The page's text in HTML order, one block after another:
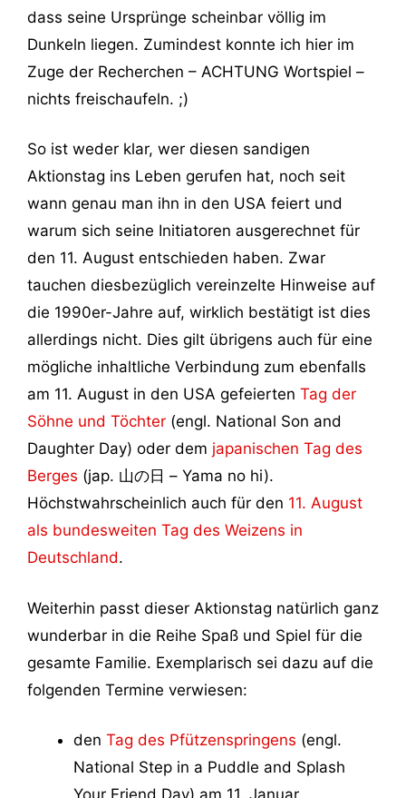
dass seine Ursprünge scheinbar völlig im
Dunkeln liegen. Zumindest konnte ich hier im
Zuge der Recherchen – ACHTUNG Wortspiel –
nichts freischaufeln. ;)
So ist weder klar, wer diesen sandigen
Aktionstag ins Leben gerufen hat, noch seit
wann genau man ihn in den USA feiert und
warum sich seine Initiatoren ausgerechnet für
den 11. August entschieden haben. Zwar
tauchen diesbezüglich vereinzelte Hinweise auf
die 1990er-Jahre auf, wirklich bestätigt ist dies
allerdings nicht. Dies gilt übrigens auch für eine
mögliche inhaltliche Verbindung zum ebenfalls
am 11. August in den USA gefeierten Tag der
Söhne und Töchter (engl. National Son and
Daughter Day) oder dem japanischen Tag des
Berges (jap. 山の日 – Yama no hi).
Höchstwahrscheinlich auch für den 11. August
als bundesweiten Tag des Weizens in
Deutschland.
Weiterhin passt dieser Aktionstag natürlich ganz
wunderbar in die Reihe Spaß und Spiel für die
gesamte Familie. Exemplarisch sei dazu auf die
folgenden Termine verwiesen:
den Tag des Pfützenspringens (engl.
National Step in a Puddle and Splash